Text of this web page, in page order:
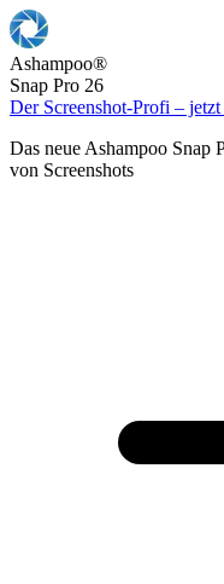
Ashampoo®
Snap Pro 26
Der Screenshot-Profi –
Das neue Ashampoo
von Screenshots